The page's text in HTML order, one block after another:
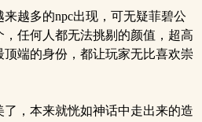
越多的npc出现，可无疑菲碧公
任何人都无法挑剔的颜值，超高
端的身份，都让玩家无比喜欢崇
，本来就恍如神话中走出来的造